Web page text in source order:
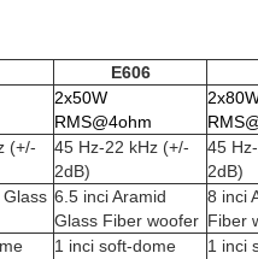
E606
2x50W
RMS@4ohm
(+/-
45 Hz-22 kHz (+/-
2dB)
45
2dB)
6.5 inci Aramid
Glass Fiber woofer
8 inci
Fiber
1 inci soft-dome
1 inci